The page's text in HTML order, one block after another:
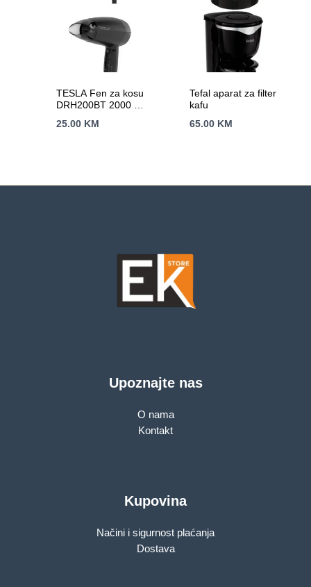
TESLA Fen za kosu
DRH200BT 2000 W /
25.00 KM
Tefal aparat za filter
kafu
65.00 KM
Upoznajte nas
O nama
Kontakt
Kupovina
Načini i sigurnost plaćanja
Dostava